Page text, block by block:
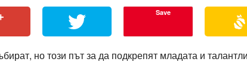
Save
но този път за да подкрепят младата и